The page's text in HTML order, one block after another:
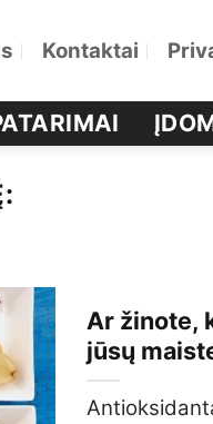
Kontaktai
Ar žinote,
jūsų